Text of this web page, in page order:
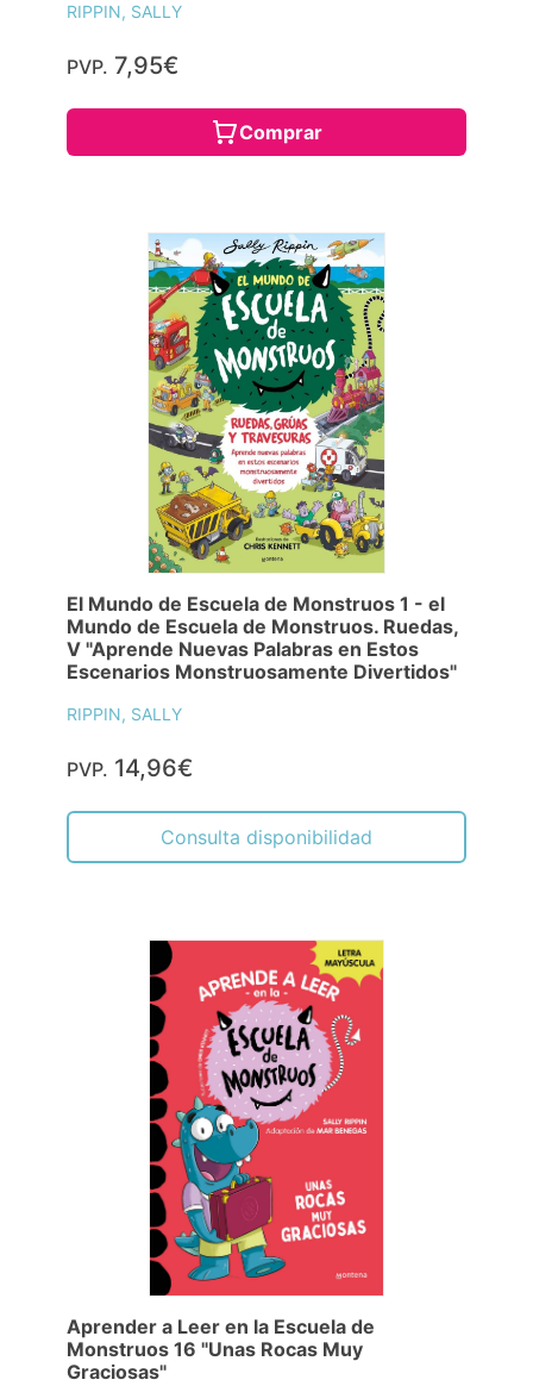
RIPPIN, SALLY
PVP. 7,95€
Comprar
El Mundo de Escuela de Monstruos 1 - el
Mundo de Escuela de Monstruos. Ruedas,
V "Aprende Nuevas Palabras en Estos
Escenarios Monstruosamente Divertidos"
RIPPIN, SALLY
PVP. 14,96€
Consulta disponibilidad
Aprender a Leer en la Escuela de
Monstruos 16 "Unas Rocas Muy
Graciosas"